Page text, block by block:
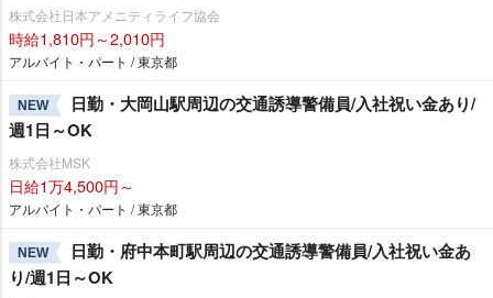
株式会社日本アメニティライフ協会
時給1,810円～2,010円
アルバイト・パート / 東京都
NEW
日勤・大岡山駅周辺の交通誘導警備員/入社祝い金あり/
週1日～OK
株式会社MSK
日給1万4,500円～
アルバイト・パート / 東京都
NEW
日勤・府中本町駅周辺の交通誘導警備員/入社祝い金あ
り/週1日～OK